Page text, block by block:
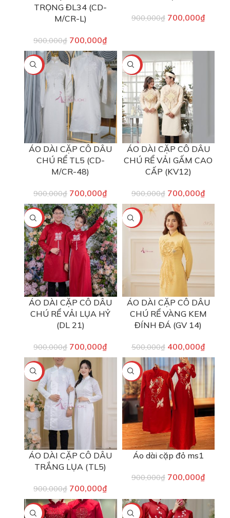
TRỌNG ĐL34 (CD-
M/CR-L)
900,000₫ 700,000₫
900,000₫ 700,000₫
-22%
ÁO DÀI CẶP CÔ DÂU
CHÚ RỂ TL5 (CD-
M/CR-48)
900,000₫ 700,000₫
-22%
ÁO DÀI CẶP CÔ DÂU
CHÚ RỂ VẢI GẤM CAO
CẤP (KV12)
900,000₫ 700,000₫
-22%
ÁO DÀI CẶP CÔ DÂU
CHÚ RỂ VẢI LỤA HỶ
(DL 21)
900,000₫ 700,000₫
-20%
ÁO DÀI CẶP CÔ DÂU
CHÚ RỂ VÀNG KEM
ĐÍNH ĐÁ (GV 14)
500,000₫ 400,000₫
-22%
ÁO DÀI CẶP CÔ DÂU
TRẮNG LỤA (TL5)
900,000₫ 700,000₫
-22%
Áo dài cặp đỏ ms1
900,000₫ 700,000₫
-22% -22%